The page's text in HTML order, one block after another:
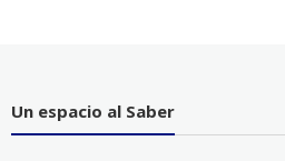
Un espacio al Saber